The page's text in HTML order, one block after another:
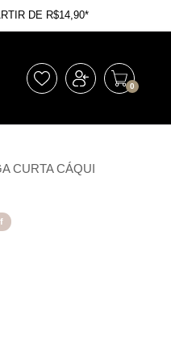
DE R$14,90*
0
CURTA CÁQUI